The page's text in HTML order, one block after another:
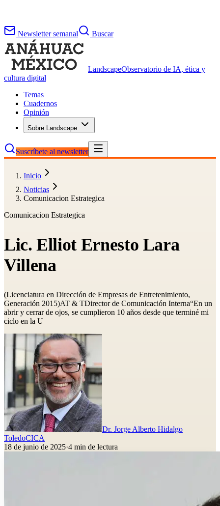
Newsletter semanal Buscar
LandscapeObservatorio de IA, ética y
cultura digital
Temas
Cuadernos
Opinión
Sobre Landscape
Suscríbete al newsletter
Inicio
Noticias
Comunicacion Estrategica
Comunicacion Estrategica
Lic. Elliot Ernesto Lara
Villena
(Licenciatura en Dirección de Empresas de Entretenimiento,
Generación 2015)AT & TDirector de Comunicación Interna“En un
abrir y cerrar de ojos, se cumplieron 10 años desde que terminé mi
ciclo en la U
Dr. Jorge Alberto Hidalgo
ToledoCICA
18 de junio de 2025·4 min de lectura